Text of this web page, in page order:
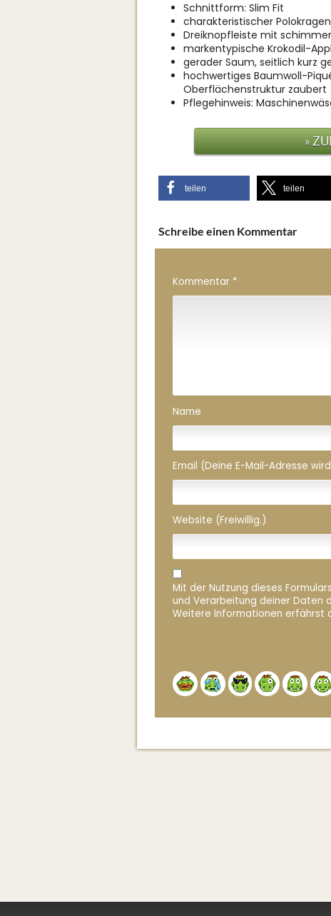
Schnittform: Slim Fit
charakteristischer Polokragen
Dreiknopfleiste mit
markentypische Krokodil-
gerader Saum, seitlich kurz
hochwertiges Baumwoll-
Oberflächenstruktur zaubert
Pflegehinweis:
»
teilen teilen
Schreibe einen Kommentar
Kommentar *
Name
Email (Deine E-Mail-Adresse
Website (Freiwillig.)
Mit der Nutzung dieses
und Verarbeitung deiner Daten
Weitere Informationen erfährst